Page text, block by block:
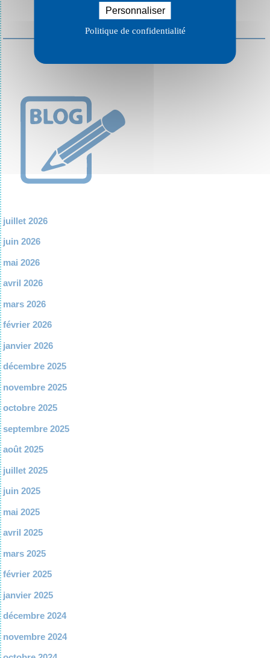
Personnaliser
Politique de confidentialité
juillet 2026
juin 2026
mai 2026
avril 2026
mars 2026
février 2026
janvier 2026
décembre 2025
novembre 2025
octobre 2025
septembre 2025
août 2025
juillet 2025
juin 2025
mai 2025
avril 2025
mars 2025
février 2025
janvier 2025
décembre 2024
novembre 2024